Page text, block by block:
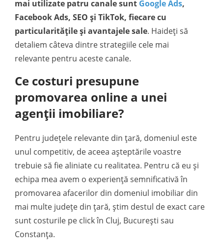
mai utilizate patru canale sunt Google Ads,
Facebook Ads, SEO și TikTok, fiecare cu
particularitățile și avantajele sale. Haideți să
detaliem câteva dintre strategiile cele mai
relevante pentru aceste canale.
Ce costuri presupune
promovarea online a unei
agenții imobiliare?
Pentru județele relevante din țară, domeniul este
unul competitiv, de aceea așteptările voastre
trebuie să fie aliniate cu realitatea. Pentru că eu și
echipa mea avem o experiență semnificativă în
promovarea afacerilor din domeniul imobiliar din
mai multe județe din țară, știm destul de exact care
sunt costurile pe click în Cluj, București sau
Constanța.